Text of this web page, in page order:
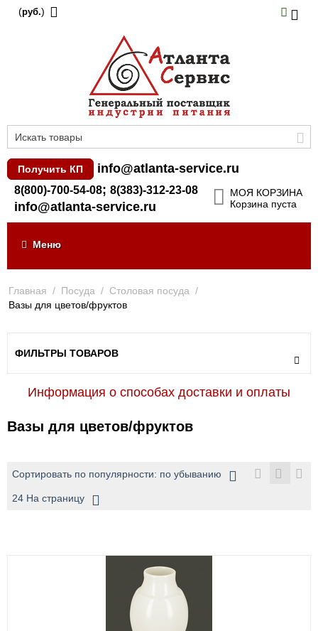
(руб.)
Получить КП info@atlanta-service.ru
8(800)-700-54-08; 8(383)-312-23-08
info@atlanta-service.ru
МОЯ КОРЗИНА
Корзина пуста
Меню
Главная / Посуда / Столовая посуда /
Вазы для цветов/фруктов
ФИЛЬТРЫ ТОВАРОВ
Информация о способах доставки и оплаты
Вазы для цветов/фруктов
Сортировать по популярности: по убыванию
24 На страницу